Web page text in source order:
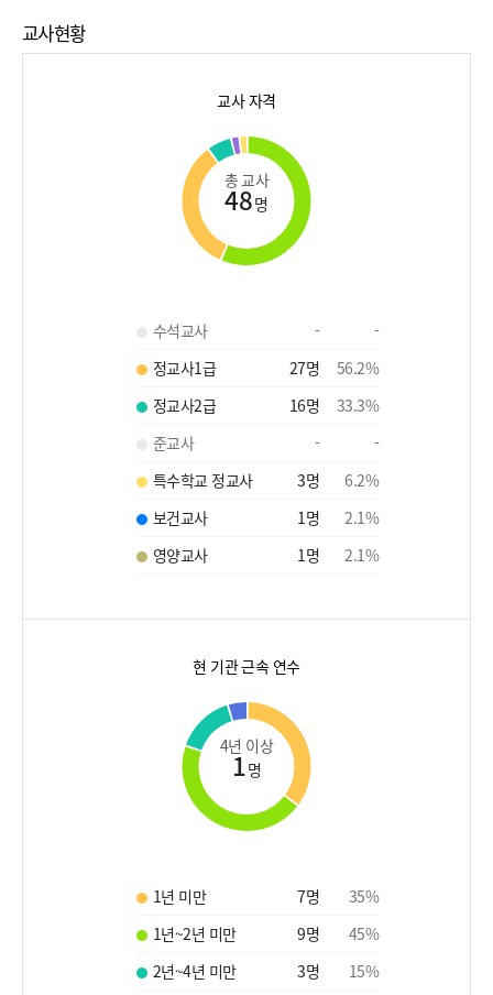
교사현황
교사 자격
총 교사
48명
수석교사 -
-
정교사1급
27명 56.2%
정교사2급
16명 33.3%
준교사
-
-
특수학교 정교사
3명 6.2%
보건교사
1명 2.1%
영양교사
1명 2.1%
현 기관 근속 연수
4년 이상
1명
1년 미만 7명 35%
1년~2년 미만
9명 45%
2년~4년 미만
3명 15%